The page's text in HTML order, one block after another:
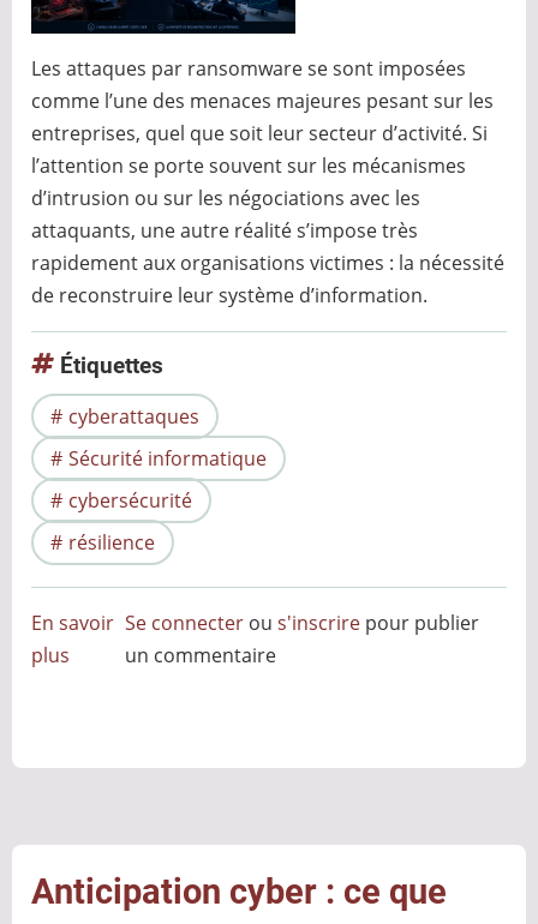
Les attaques par ransomware se sont imposées
comme l’une des menaces majeures pesant sur les
entreprises, quel que soit leur secteur d’activité. Si
l’attention se porte souvent sur les mécanismes
d’intrusion ou sur les négociations avec les
attaquants, une autre réalité s’impose très
rapidement aux organisations victimes : la nécessité
de reconstruire leur système d’information.
Étiquettes
cyberattaques
Sécurité informatique
cybersécurité
résilience
En savoir
plus
attaque
ransomware
Se connecter ous'inscrire pour publier
un commentaire
Anticipation cyber : ce que